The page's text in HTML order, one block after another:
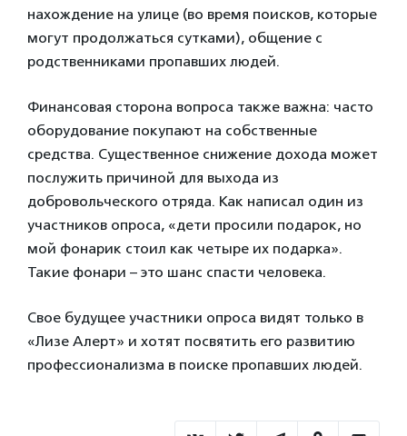
нахождение на улице (во время поисков, которые
могут продолжаться сутками), общение с
родственниками пропавших людей.
Финансовая сторона вопроса также важна: часто
оборудование покупают на собственные
средства. Существенное снижение дохода может
послужить причиной для выхода из
добровольческого отряда. Как написал один из
участников опроса, «дети просили подарок, но
мой фонарик стоил как четыре их подарка».
Такие фонари – это шанс спасти человека.
Свое будущее участники опроса видят только в
«Лизе Алерт» и хотят посвятить его развитию
профессионализма в поиске пропавших людей.